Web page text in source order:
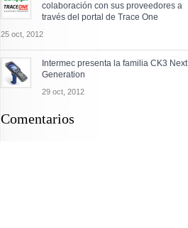
colaboración con sus proveedores a
través del portal de Trace One
25 oct, 2012
Intermec presenta la familia CK3 Next
Generation
29 oct, 2012
Comentarios